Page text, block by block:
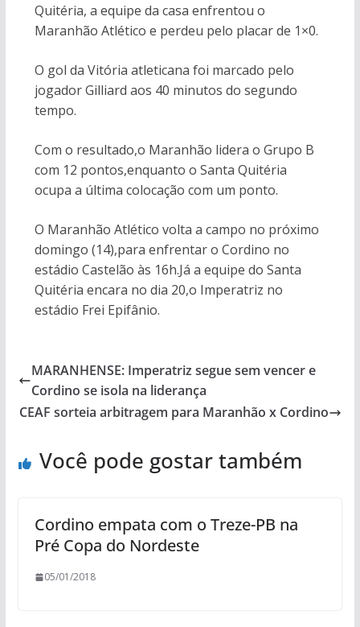
Quitéria, a equipe da casa enfrentou o
Maranhão Atlético e perdeu pelo placar de 1×0.
O gol da Vitória atleticana foi marcado pelo
jogador Gilliard aos 40 minutos do segundo
tempo.
Com o resultado,o Maranhão lidera o Grupo B
com 12 pontos,enquanto o Santa Quitéria
ocupa a última colocação com um ponto.
O Maranhão Atlético volta a campo no próximo
domingo (14),para enfrentar o Cordino no
estádio Castelão às 16h.Já a equipe do Santa
Quitéria encara no dia 20,o Imperatriz no
estádio Frei Epifânio.
MARANHENSE: Imperatriz segue sem vencer e
Cordino se isola na liderança
CEAF sorteia arbitragem para Maranhão x Cordino
Você pode gostar também
Cordino empata com o Treze-PB na
Pré Copa do Nordeste
05/01/2018